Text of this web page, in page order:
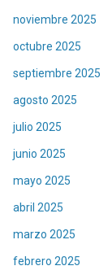
noviembre 2025
octubre 2025
septiembre 2025
agosto 2025
julio 2025
junio 2025
mayo 2025
abril 2025
marzo 2025
febrero 2025